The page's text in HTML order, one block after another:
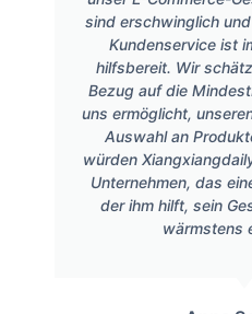
sind erschwinglich
Kundenservice ist
hilfsbereit. Wir
Bezug auf die
uns ermöglicht,
Auswahl an
würden
Unternehmen, das
der ihm hilft, sein
wärmstens